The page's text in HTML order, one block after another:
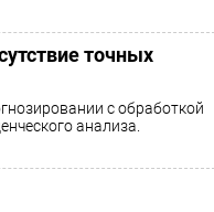
точных
с обработкой
анализа.